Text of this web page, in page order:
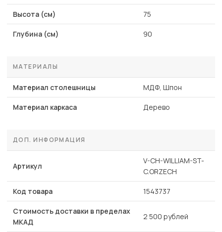
Высота (см) 75
Глубина (см) 90
МАТЕРИАЛЫ
Материал столешницы МДФ, Шпон
Материал каркаса Дерево
ДОП. ИНФОРМАЦИЯ
Артикул
V-CH-WILLIAM-ST-
C.ORZECH
Код товара 1543737
Стоимость доставки в пределах
МКАД
2 500 рублей